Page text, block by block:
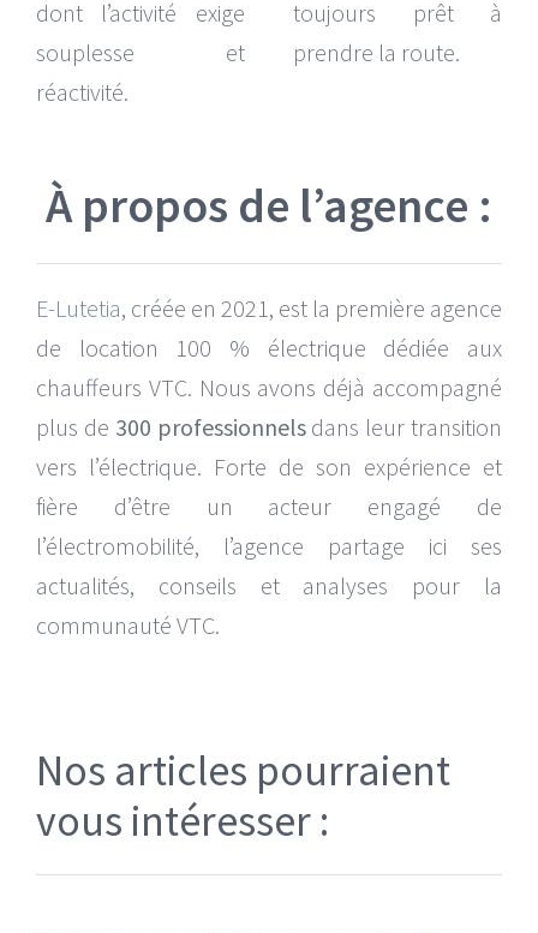
dont l’activité exige
souplesse et
réactivité.
toujours prêt à
prendre la route.
À propos de l’agence :
E-Lutetia, créée en 2021, est la première agence
de location 100 % électrique dédiée aux
chauffeurs VTC. Nous avons déjà accompagné
plus de 300 professionnelsdans leur transition
vers l’électrique. Forte de son expérience et
fière d’être un acteur engagé de
l’électromobilité, l’agence partage ici ses
actualités, conseils et analyses pour la
communauté VTC.
Nos articles pourraient
vous intéresser :